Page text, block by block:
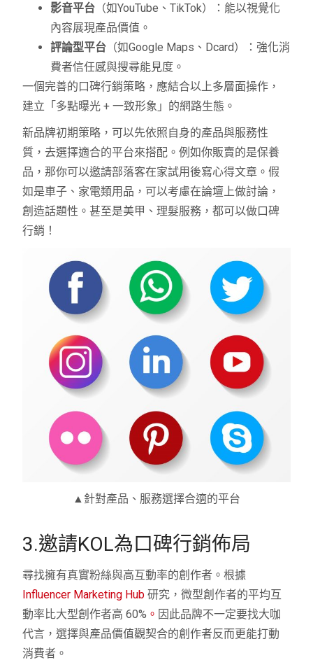
影音平台 （如YouTube、TikTok）：能以視覺化
內容展現產品價值。
評論型平台 （如Google Maps、Dcard）：強化消
費者信任感與搜尋能見度。
一個完善的口碑行銷策略，應結合以上多層面操作，
建立「多點曝光 + 一致形象」的網路生態。
新品牌初期策略，可以先依照自身的產品與服務性
質，去選擇適合的平台來搭配。例如你販賣的是保養
品，那你可以邀請部落客在家試用後寫心得文章。假
如是車子、家電類用品，可以考慮在論壇上做討論，
創造話題性。甚至是美甲、理髮服務，都可以做口碑
行銷！
▲針對產品、服務選擇合適的平台
3.邀請KOL為口碑行銷佈局
尋找擁有真實粉絲與高互動率的創作者。根據
Influencer Marketing Hub 研究，微型創作者的平均互
動率比大型創作者高 60% 。 因此品牌不一定要找大咖
代言，選擇與產品價值觀契合的創作者反而更能打動
消費者。